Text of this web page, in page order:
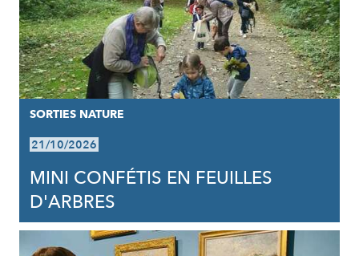
SORTIES NATURE
21/10/2026
MINI CONFÉTIS EN FEUILLES
D'ARBRES